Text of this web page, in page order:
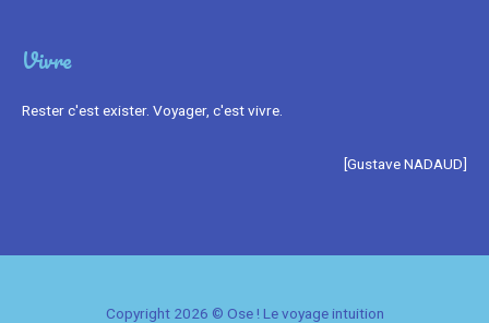
Vivre
Rester c'est exister. Voyager, c'est vivre.
[Gustave NADAUD]
Copyright 2026 © Ose ! Le voyage intuition